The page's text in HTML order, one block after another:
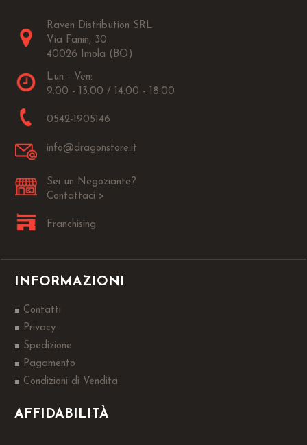
Raven Distribution SRL
Via Fanin, 30
40026 Imola (BO)
Lun - Ven:
9.00 - 13.00 / 14.00 - 18.00
0542-1905146
info@dragonstore.it
Sei un Negoziante?
Contattaci >
Franchising
INFORMAZIONI
Contatti
Privacy
Spedizione
Pagamento
Condizioni di Vendita
AFFIDABILITÀ